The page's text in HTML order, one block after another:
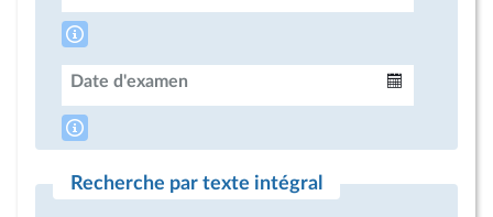
Date d'examen
Recherche par texte intégral